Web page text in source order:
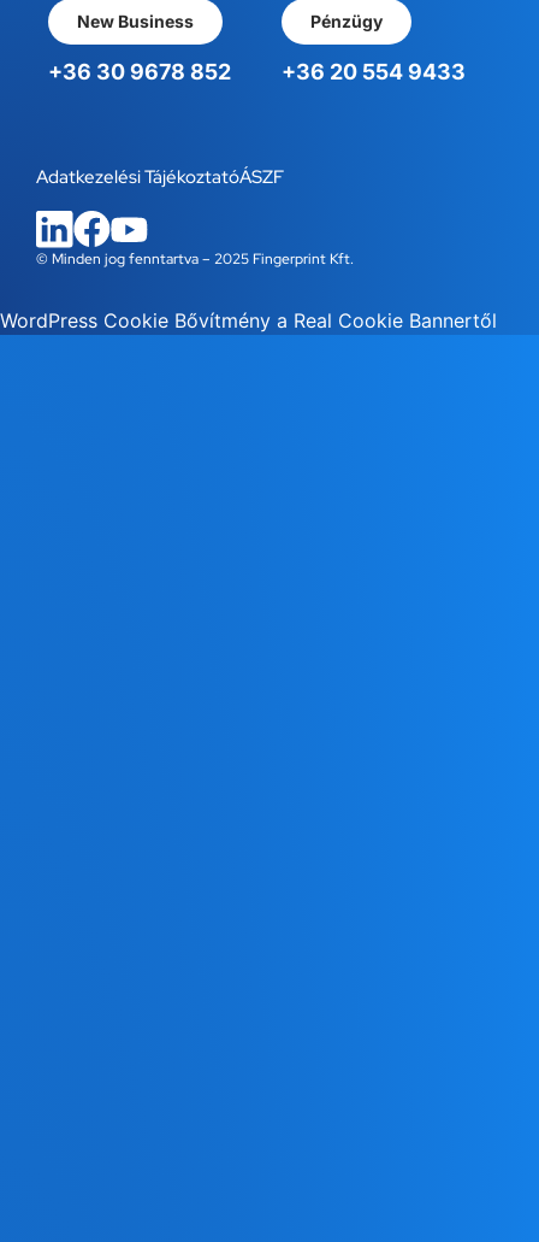
New Business
+36 30 9678 852
Pénzügy
+36 20 554 9433
© Minden jog fenntartva – 2025 Fingerprint Kft.
Adatkezelési TájékoztatóÁSZF
WordPress Cookie Bővítmény a Real Cookie Bannertől